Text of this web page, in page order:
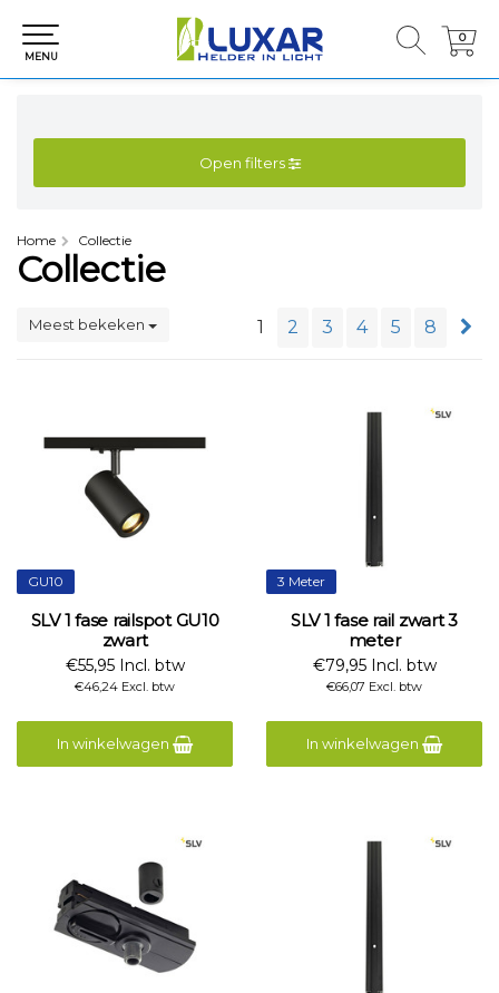
0
0
MENU
Open filters
Home Collectie
Collectie
Meest bekeken 1 2 3 4 5 8
GU10
SLV 1 fase railspot GU10
zwart
€55,95 Incl. btw
€46,24 Excl. btw
In winkelwagen
3 Meter
SLV 1 fase rail zwart 3
meter
€79,95 Incl. btw
€66,07 Excl. btw
In winkelwagen